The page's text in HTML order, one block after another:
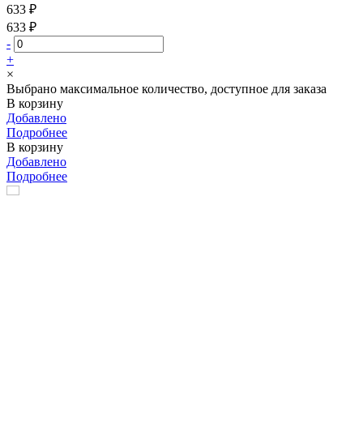
633 ₽
633 ₽
-
+
×
Выбрано максимальное количество, доступное для заказа
В корзину
Добавлено
Подробнее
В корзину
Добавлено
Подробнее